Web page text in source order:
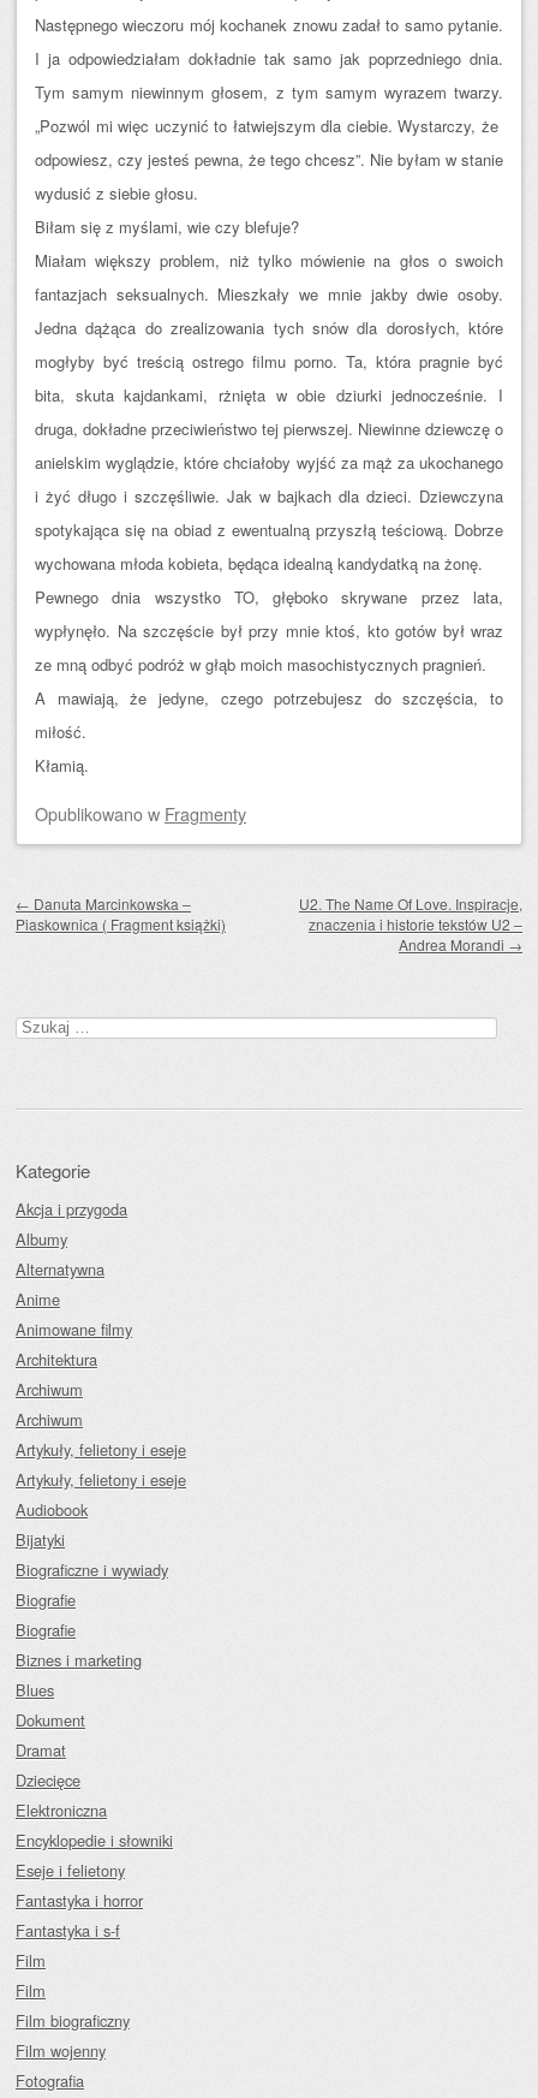
Następnego wieczoru mój kochanek znowu zadał to samo pytanie.
I ja odpowiedziałam dokładnie tak samo jak poprzedniego dnia.
Tym samym niewinnym głosem, z tym samym wyrazem twarzy.
„Pozwól mi więc uczynić to łatwiejszym dla ciebie. Wystarczy, że
odpowiesz, czy jesteś pewna, że tego chcesz”. Nie byłam w stanie
wydusić z siebie głosu.
Biłam się z myślami, wie czy blefuje?
Miałam większy problem, niż tylko mówienie na głos o swoich
fantazjach seksualnych. Mieszkały we mnie jakby dwie osoby.
Jedna dążąca do zrealizowania tych snów dla dorosłych, które
mogłyby być treścią ostrego filmu porno. Ta, która pragnie być
bita, skuta kajdankami, rżnięta w obie dziurki jednocześnie. I
druga, dokładne przeciwieństwo tej pierwszej. Niewinne dziewczę o
anielskim wyglądzie, które chciałoby wyjść za mąż za ukochanego
i żyć długo i szczęśliwie. Jak w bajkach dla dzieci. Dziewczyna
spotykająca się na obiad z ewentualną przyszłą teściową. Dobrze
wychowana młoda kobieta, będąca idealną kandydatką na żonę.
Pewnego dnia wszystko TO, głęboko skrywane przez lata,
wypłynęło. Na szczęście był przy mnie ktoś, kto gotów był wraz
ze mną odbyć podróż w głąb moich masochistycznych pragnień.
A mawiają, że jedyne, czego potrzebujesz do szczęścia, to
miłość.
Kłamią.
Opublikowanow Fragmenty
← Danuta Marcinkowska –
Piaskownica ( Fragment książki)
U2. The Name Of Love. Inspiracje,
znaczenia i historie tekstów U2 –
Andrea Morandi →
Szukaj:
Kategorie
Akcja i przygoda
Albumy
Alternatywna
Anime
Animowane filmy
Architektura
Archiwum
Archiwum
Artykuły, felietony i eseje
Artykuły, felietony i eseje
Audiobook
Bijatyki
Biograficzne i wywiady
Biografie
Biografie
Biznes i marketing
Blues
Dokument
Dramat
Dziecięce
Elektroniczna
Encyklopedie i słowniki
Eseje i felietony
Fantastyka i horror
Fantastyka i s-f
Film
Film
Film biograficzny
Film wojenny
Fotografia